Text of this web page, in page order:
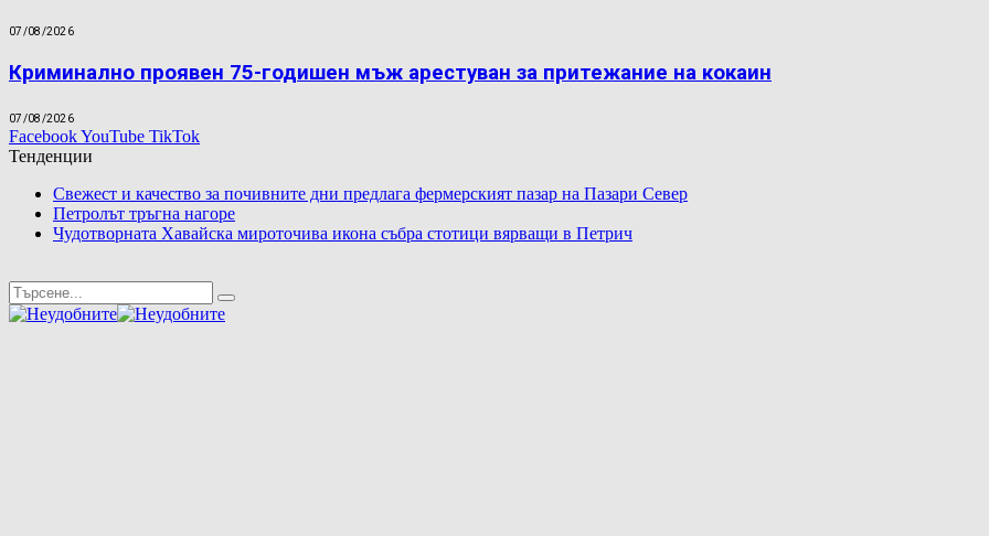
07/08/2026
Криминално проявен 75-годишен мъж арестуван за притежание на кокаин
07/08/2026
FacebookYouTube TikTok
Тенденции
Свежест и качество за почивните дни предлага фермерският пазар на Пазари Север
Петролът тръгна нагоре
Чудотворната Хавайска мироточива икона събра стотици вярващи в Петрич